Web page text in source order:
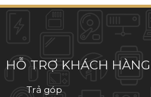
HỖ TRỢ KHÁCH HÀNG
Trả góp